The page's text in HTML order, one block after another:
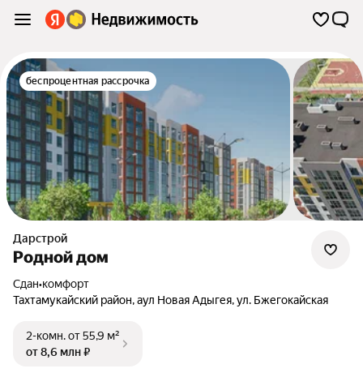
беспроцентная рассрочка
Дарстрой
Родной дом
Сдан•комфорт
Тахтамукайский район,аул Новая Адыгея,ул. Бжегокайская
2-комн.от 55,9 м²
от 8,6 млн ₽